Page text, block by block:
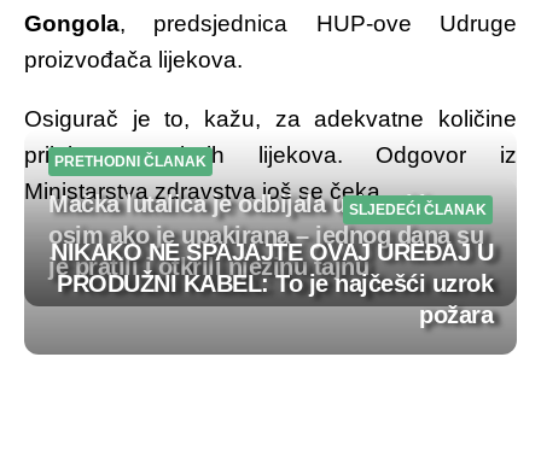
Gongola, predsjednica HUP-ove Udruge
proizvođača lijekova.
Osigurač je to, kažu, za adekvatne količine
prijeko potrebnih lijekova. Odgovor iz
Ministarstva zdravstva još se čeka.
Post
navigation
PRETHODNI ČLANAK
Mačka lutalica je odbijala uzimati hranu
osim ako je upakirana – jednog dana su
je pratili i otkrili njezinu tajnu
SLJEDEĆI ČLANAK
NIKAKO NE SPAJAJTE OVAJ UREĐAJ U
PRODUŽNI KABEL: To je najčešći uzrok
požara